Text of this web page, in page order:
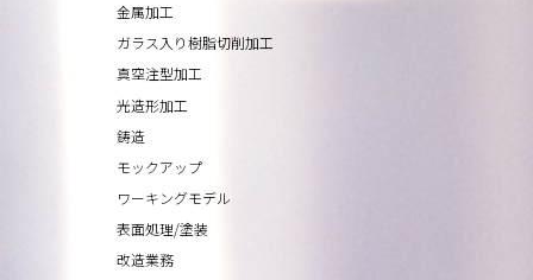
金属加工
ガラス入り樹脂切削加工
真空注型加工
光造形加工
鋳造
モックアップ
ワーキングモデル
表面処理/塗装
改造業務